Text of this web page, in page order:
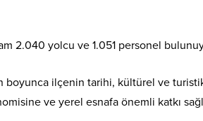
2.040 yolcu ve 1.051 personel
ilçenin tarihi, kültürel ve
ve yerel esnafa önemli katkı